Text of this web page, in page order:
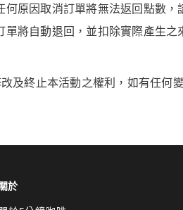
何原因取消訂單將無法返回點數，
單將自動退回，並扣除實際產生
及終止本活動之權利，如有任何
於